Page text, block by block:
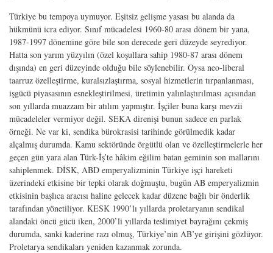
Türkiye bu tempoya uymuyor. Eşitsiz gelişme yasası bu alanda da
hükmünü icra ediyor. Sınıf mücadelesi 1960-80 arası dönem bir yana,
1987-1997 dönemine göre bile son derecede geri düzeyde seyrediyor.
Hatta son yarım yüzyılın (özel koşullara sahip 1980-87 arası dönem
dışında) en geri düzeyinde olduğu bile söylenebilir. Oysa neo-liberal
taarruz özelleştirme, kuralsızlaştırma, sosyal hizmetlerin tırpanlanması,
işgücü piyasasının esnekleştirilmesi, üretimin yalınlaştırılması açısından
son yıllarda muazzam bir atılım yapmıştır. İşçiler buna karşı mevzii
mücadeleler vermiyor değil. SEKA direnişi bunun sadece en parlak
örneği. Ne var ki, sendika bürokrasisi tarihinde görülmedik kadar
alçalmış durumda. Kamu sektöründe örgütlü olan ve özelleştirmelerle her
geçen gün yara alan Türk-İş’te hâkim eğilim batan geminin son mallarını
sahiplenmek. DİSK, ABD emperyalizminin Türkiye işçi hareketi
üzerindeki etkisine bir tepki olarak doğmuştu, bugün AB emperyalizmin
etkisinin başlıca aracısı haline gelecek kadar düzene bağlı bir önderlik
tarafından yönetiliyor. KESK 1990’lı yıllarda proletaryanın sendikal
alandaki öncü gücü iken, 2000’li yıllarda teslimiyet bayrağını çekmiş
durumda, sanki kaderine razı olmuş, Türkiye’nin AB’ye girişini gözlüyor.
Proletarya sendikaları yeniden kazanmak zorunda.